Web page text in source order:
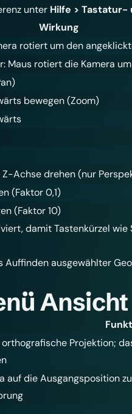
unter Hilfe >
Wirkung
rotiert um den
Maus rotiert die Kamera
bewegen (Zoom)
Z-Achse drehen (nur
(Faktor 0,1)
(Faktor 10)
damit Tastenkürzel wie
Auffinden ausgewählter
Ansicht
Projektion;
auf die Ausgangsposition